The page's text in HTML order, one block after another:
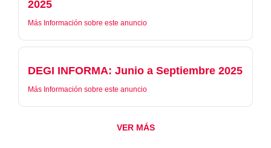
2025
Más Información sobre este anuncio
DEGI INFORMA: Junio a Septiembre 2025
Más Información sobre este anuncio
VER MÁS